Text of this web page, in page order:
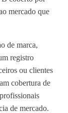
mercado que
de marca,
registro
ou clientes
cobertura de
de mercado.